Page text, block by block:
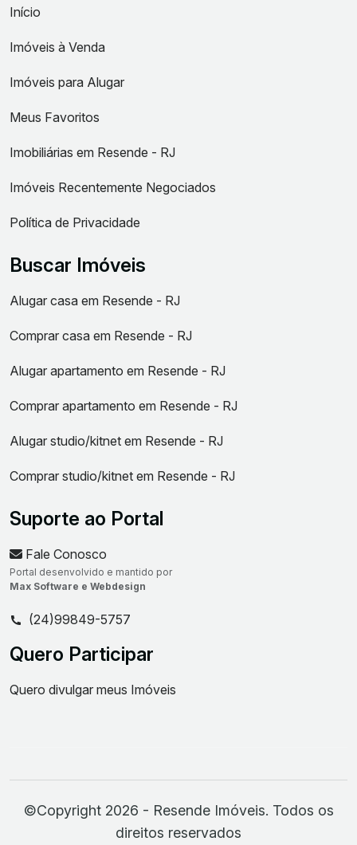
Início
Imóveis à Venda
Imóveis para Alugar
Meus Favoritos
Imobiliárias em Resende - RJ
Imóveis Recentemente Negociados
Política de Privacidade
Buscar Imóveis
Alugar casa em Resende - RJ
Comprar casa em Resende - RJ
Alugar apartamento em Resende - RJ
Comprar apartamento em Resende - RJ
Alugar studio/kitnet em Resende - RJ
Comprar studio/kitnet em Resende - RJ
Suporte ao Portal
Fale Conosco
Portal desenvolvido e mantido por
Max Software e Webdesign
(24)99849-5757
Quero Participar
Quero divulgar meus Imóveis
©Copyright 2026 - Resende Imóveis. Todos os
direitos reservados